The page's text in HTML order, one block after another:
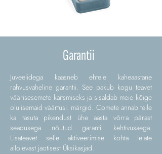
Garantii
Juveelidega kaasneb ehtele kaheaastane
rahvusvaheline garantii. See pakub kogu teavet
väärisesemete kaitsmiseks ja sisaldab meie kõige
olulisemaid väärtusi. märgid. Comete annab teile
ka tasuta pikendust ühe aasta võrra pärast
seadusega nõutud garantii kehtivusaega.
Lisateavet selle aktiveerimise kohta leiate
allolevast jaotisest Üksikasjad.